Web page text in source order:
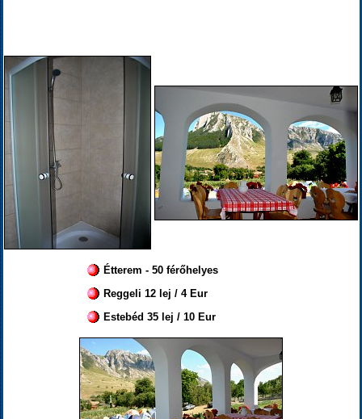
Étterem - 50 férőhelyes
Reggeli 12 lej / 4 Eur
Estebéd 35 lej / 10 Eur